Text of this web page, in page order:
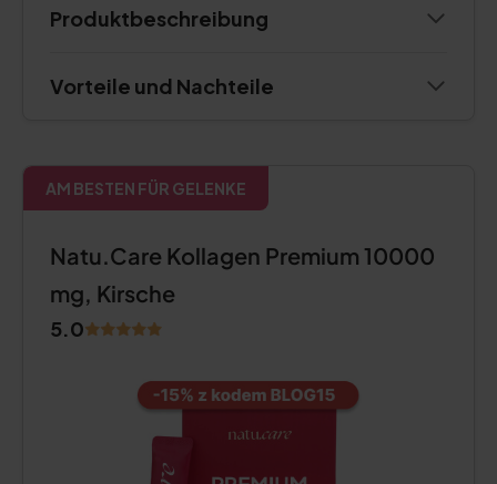
Produktbeschreibung
Vorteile und Nachteile
AM BESTEN FÜR GELENKE
Natu.Care Kollagen Premium 10000
mg, Kirsche
5.0